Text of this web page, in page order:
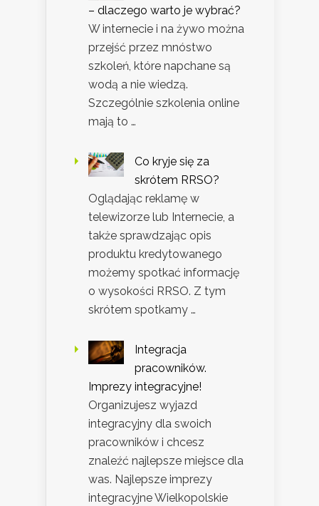
– dlaczego warto je wybrać?
W internecie i na żywo można
przejść przez mnóstwo
szkoleń, które napchane są
wodą a nie wiedzą.
Szczególnie szkolenia online
mają to …
Co kryje się za
skrótem RRSO?
Oglądając reklamę w
telewizorze lub Internecie, a
także sprawdzając opis
produktu kredytowanego
możemy spotkać informację
o wysokości RRSO. Z tym
skrótem spotkamy …
Integracja
pracowników.
Imprezy integracyjne!
Organizujesz wyjazd
integracyjny dla swoich
pracowników i chcesz
znaleźć najlepsze miejsce dla
was. Najlepsze imprezy
integracyjne Wielkopolskie